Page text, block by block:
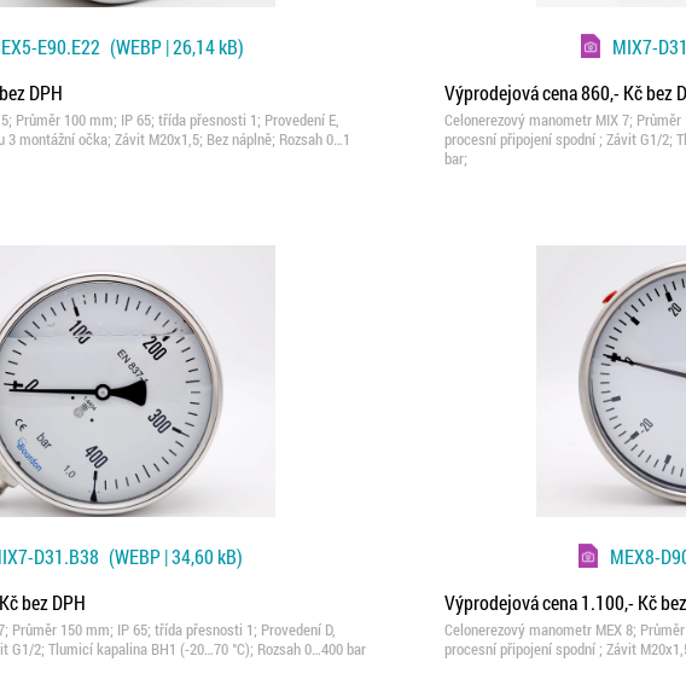
E90.E22 (WEBP | 26,14 kB)
DPH
Průměr 100 mm; IP 65; třída přesnosti 1; Provedení E,
3 montážní očka; Závit M20x1,5; Bez náplně; Rozsah 0…1
MIX7-
Výprodejová cena 860,- Kč bez
Celonerezový manometr MIX 7;
procesní připojení spodní ; Závit G1/2;
bar;
D31.B38 (WEBP | 34,60 kB)
bez DPH
Průměr 150 mm; IP 65; třída přesnosti 1; Provedení D,
G1/2; Tlumicí kapalina BH1 (-20…70 °C); Rozsah 0…400 bar
MEX8-
Výprodejová cena 1.100,- Kč
Celonerezový manometr MEX 8;
procesní připojení spodní ; Závit